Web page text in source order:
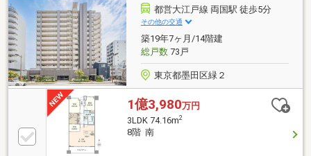
事務所利用可（規約有り）○ご内覧予約受付中で
す。 お気軽にお問い合わせください！
都営大江戸線 両国駅 徒歩5分
その他の交通
築19年7ヶ月/14階建
総戸数73戸
東京都墨田区緑２
1億3,980万円
3LDK 74.16m2
8階 南